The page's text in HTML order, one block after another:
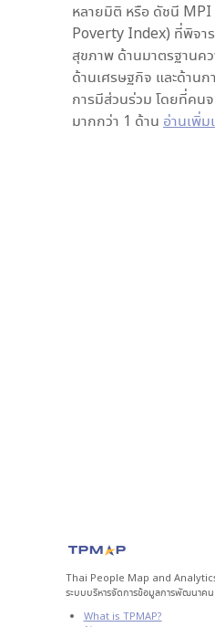
หลายมิติ หรือ ดัชนี
Poverty Index) ที่พิจา
สุขภาพ ด้านมาตรฐานค
ด้านเศรษฐกิจ และด้าน
การมีส่วนร่วม โดยที่คน
มากกว่า 1 ด้าน อ่านเพิ่ม
Thai People Map and
ระบบบริหารจัดการข้อมูลการพัฒนาคน
What is TPMAP?